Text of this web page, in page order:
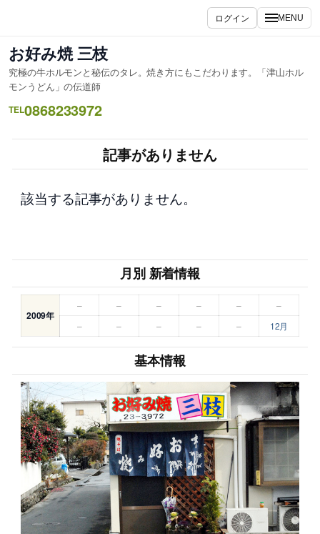
ス
キ
ッ
プ
ログイン MENU
お好み焼 三枝
究極の牛ホルモンと秘伝のタレ。焼き方にもこだわります。「津山ホル
モンうどん」の伝道師
TEL0868233972
記事がありません
該当する記事がありません。
月別 新着情報
2009年
– – – – –
–
–
– – – – 12月
基本情報